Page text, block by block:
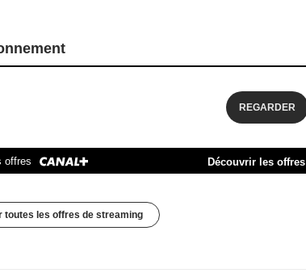
REGARDER
offres Découvrir les offres
toutes les offres de streaming